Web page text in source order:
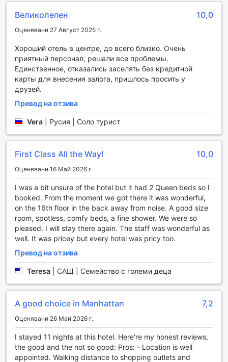
приветлива, а персоналът е винаги готов да ви
предложи най-доброто обслужване.
Освен това, хотелът разполага с обща зона за отдих и
телевизионен кът, където можете да се съберете с
приятели или нови познати, за да гледате любимите си
предавания или спортни събития. Тази зона е
перфектна за социализиране и обмен на впечатления
след ден, прекаран в оживените улици на Манхатън.
Независимо дали търсите място за забавление или
просто искате да се отпуснете, Holiday Inn Manhattan
6th Ave - Chelsea предлага всичко необходимо за вашия
комфорт и удоволствие.
Спортни съоръжения в Holiday Inn Manhattan 6th Ave -
Chelsea
В Holiday Inn Manhattan 6th Ave - Chelsea, спортът и
активният начин на живот са в центъра на вниманието.
Гостите могат да се възползват от безплатния фитнес
център, който е на разположение 24 часа в
денонощието. Това означава, че независимо от вашия
график, винаги можете да намерите време за
тренировка и да поддържате форма, дори и по време
на пътуване.
Фитнес центърът е оборудван с модерни уреди,
включително кардио машини, свободни тежести и
различни фитнес аксесоари, които ще задоволят
нуждите както на начинаещи, така и на опитни
мотивираща атмосфера, която ви приканва да се
ангажирате с вашите фитнес цели. В Holiday Inn
Manhattan 6th Ave - Chelsea можете да се насладите на
активна почивка, която да допълни вашето
преживяване в Ню Йорк.
Великолепен 10,0
Оценявани 27 Август 2025 г.
Хороший отель в центре, до всего близко. Очень
приятный персонал, решали все проблемы.
Единственное, отказались заселять без кредитной
карты для внесения залога, пришлось просить у
друзей.
Превод на отзива
Vera Русия | Соло турист
First Class All the Way! 10,0
Оценявани 16 Май 2026 г.
I was a bit unsure of the hotel but it had 2 Queen beds so I
booked. From the moment we got there it was wonderful,
on the 16th floor in the back away from noise. A good size
room, spotless, comfy beds, a fine shower. We were so
pleased. I will stay there again. The staff was wonderful as
well. It was pricey but every hotel was pricy too.
Превод на отзива
Teresa САЩ | Семейство с големи деца
A good choice in Manhattan 7,2
Оценявани 26 Май 2026 г.
I stayed 11 nights at this hotel. Here're my honest reviews,
the good and the not so good: Pros: - Location is well
appointed. Walking distance to shopping outlets and